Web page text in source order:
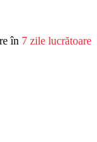
în 7 zile lucrătoare